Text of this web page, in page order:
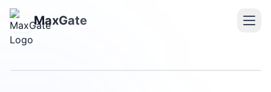
MaxGate
Информационная
безопасность в MAX